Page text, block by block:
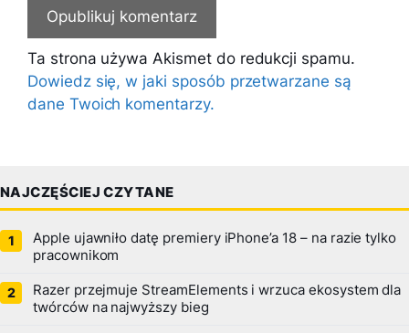
Ta strona używa Akismet do redukcji spamu.
Dowiedz się, w jaki sposób przetwarzane są
dane Twoich komentarzy.
NAJCZĘŚCIEJ CZYTANE
Apple ujawniło datę premiery iPhone’a 18 – na razie tylko
pracownikom
Razer przejmuje StreamElements i wrzuca ekosystem dla
twórców na najwyższy bieg